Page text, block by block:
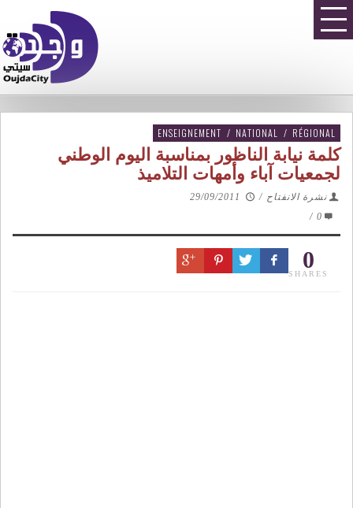
ENSEIGNEMENT / NATIONAL / RÉGIONAL
كلمة نيابة الناظور بمناسبة اليوم الوطني
لجمعيات آباء وأمهات التلاميذ
نشرة الانفتاح /
29/09/2011
0
/
0
SHARES